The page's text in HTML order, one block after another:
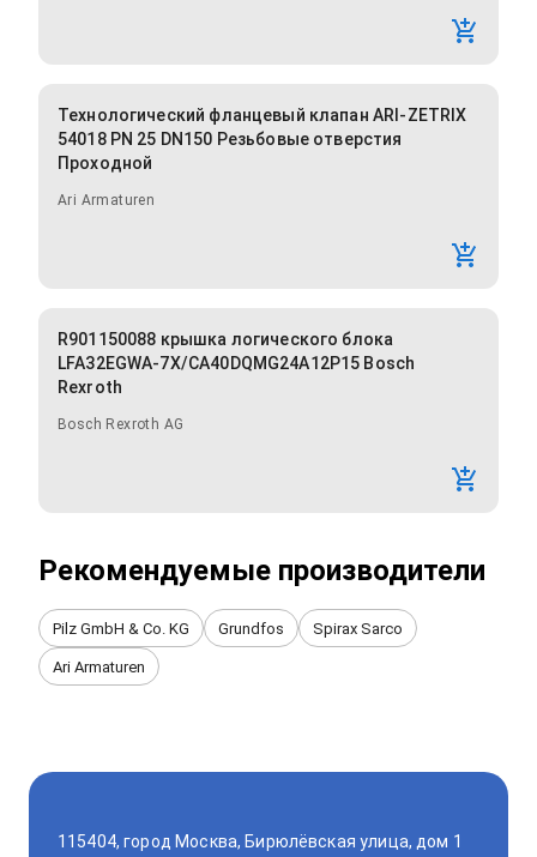
Технологический фланцевый клапан ARI-ZETRIX
54018 PN 25 DN150 Резьбовые отверстия
Проходной
Ari Armaturen
R901150088 крышка логического блока
LFA32EGWA-7X/CA40DQMG24A12P15 Bosch
Rexroth
Bosch Rexroth AG
Рекомендуемые производители
Pilz GmbH & Co. KG Grundfos Spirax Sarco
Ari Armaturen
115404, город Москва, Бирюлёвская улица, дом 1